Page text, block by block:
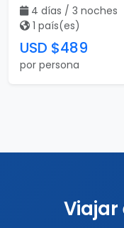
4 días / 3 noches
1 país(es)
USD $489
por persona